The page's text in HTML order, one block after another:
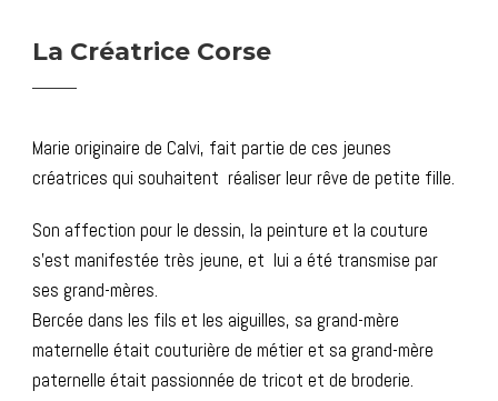
La Créatrice Corse
Marie originaire de Calvi, fait partie de ces jeunes
créatrices qui souhaitent réaliser leur rêve de petite fille.
Son affection pour le dessin, la peinture et la couture
s’est manifestée très jeune, et lui a été transmise par
ses grand-mères.
Bercée dans les fils et les aiguilles, sa grand-mère
maternelle était couturière de métier et sa grand-mère
paternelle était passionnée de tricot et de broderie.